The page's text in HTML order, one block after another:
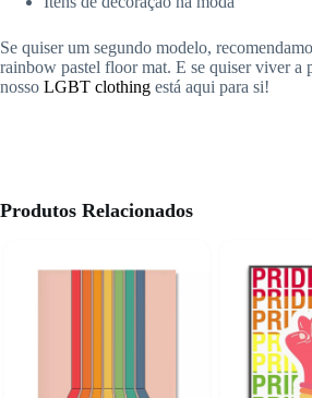
Se quiser um segundo modelo,
rainbow pastel floor mat. E se quiser viver
nosso LGBT clothing está aqui para si!
Produtos Relacionados